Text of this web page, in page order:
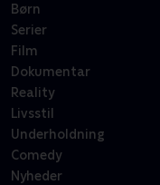
Børn
Serier
Film
Dokumentar
Reality
Livsstil
Underholdning
Comedy
Nyheder